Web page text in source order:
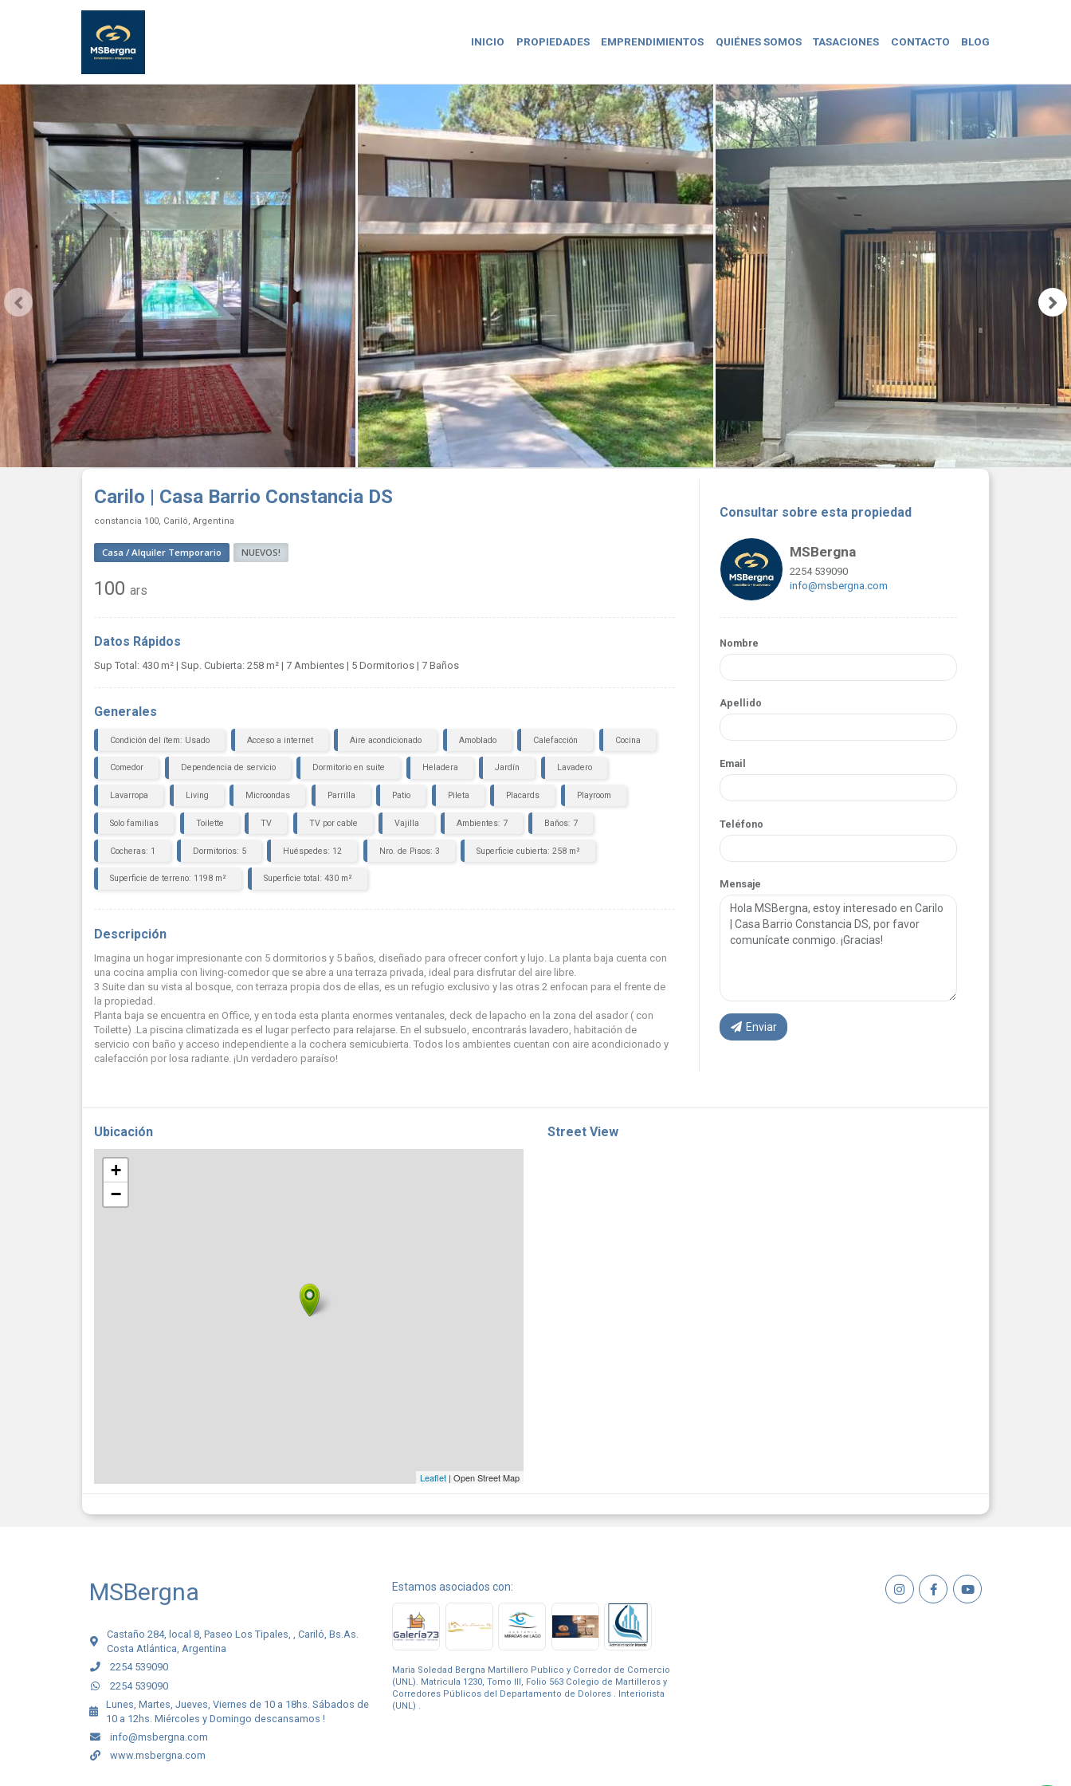
INICIO PROPIEDADES EMPRENDIMIENTOS QUIÉNES SOMOS TASACIONES CONTACTO BLOG
Carilo | Casa Barrio Constancia DS
constancia 100, Cariló, Argentina
Casa / Alquiler Temporario NUEVOS!
100 ars
Datos Rápidos
Sup Total: 430 m² | Sup. Cubierta: 258 m² | 7 Ambientes | 5 Dormitorios | 7 Baños
Generales
Condición del ítem: Usado Acceso a internet Aire acondicionado Amoblado Calefacción Cocina
Comedor Dependencia de servicio Dormitorio en suite Heladera Jardín Lavadero
Lavarropa Living Microondas Parrilla Patio Pileta Placards Playroom
Solo familias Toilette TV TV por cable Vajilla Ambientes: 7 Baños: 7
Cocheras: 1 Dormitorios: 5 Huéspedes: 12 Nro. de Pisos: 3 Superficie cubierta: 258 m²
Superficie de terreno: 1198 m² Superficie total: 430 m²
Descripción
Imagina un hogar impresionante con 5 dormitorios y 5 baños, diseñado para ofrecer confort y lujo. La planta baja cuenta con
una cocina amplia con living-comedor que se abre a una terraza privada, ideal para disfrutar del aire libre.
3 Suite dan su vista al bosque, con terraza propia dos de ellas, es un refugio exclusivo y las otras 2 enfocan para el frente de
la propiedad.
Planta baja se encuentra en Office, y en toda esta planta enormes ventanales, deck de lapacho en la zona del asador ( con
Toilette) .La piscina climatizada es el lugar perfecto para relajarse. En el subsuelo, encontrarás lavadero, habitación de
servicio con baño y acceso independiente a la cochera semicubierta. Todos los ambientes cuentan con aire acondicionado y
calefacción por losa radiante. ¡Un verdadero paraíso!
Consultar sobre esta propiedad
MSBergna
2254 539090
info@msbergna.com
Nombre
Apellido
Email
Teléfono
Mensaje
Enviar
Ubicación
+
−
Leaflet | Open Street Map
Street View
MSBergna
Castaño 284, local 8, Paseo Los Tipales, , Cariló, Bs.As.
Costa Atlántica, Argentina
2254 539090
2254 539090
Lunes, Martes, Jueves, Viernes de 10 a 18hs. Sábados de
10 a 12hs. Miércoles y Domingo descansamos !
info@msbergna.com
www.msbergna.com
Estamos asociados con:
Maria Soledad Bergna Martillero Publico y Corredor de Comercio
(UNL). Matricula 1230, Tomo III, Folio 563 Colegio de Martilleros y
Corredores Públicos del Departamento de Dolores . Interiorista
(UNL) .